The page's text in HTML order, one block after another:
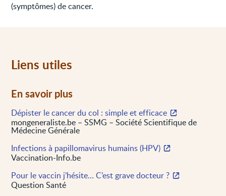
(symptômes) de cancer.
Liens utiles
En savoir plus
Dépister le cancer du col : simple et efficace
mongeneraliste.be – SSMG – Société Scientifique de
Médecine Générale
Infections à papillomavirus humains (HPV)
Vaccination-Info.be
Pour le vaccin j’hésite… C’est grave docteur ?
Question Santé